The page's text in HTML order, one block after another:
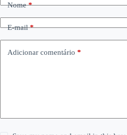
Nome*
E-mail*
Adicionar comentário *